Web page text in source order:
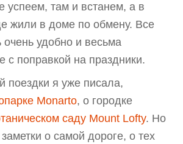
успеем, там и встанем, а в
жили в доме по обмену. Все
очень удобно и весьма
с поправкой на праздники.
поездки я уже писала,
Monarto, о городке
саду Mount Lofty. Но
о самой дороге, о тех